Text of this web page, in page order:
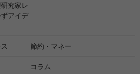
究家レ
アイデ
節約・マネー
コラム